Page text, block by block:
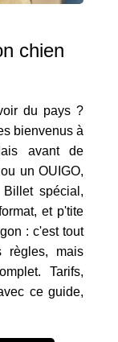
chien
du pays ?
bienvenus à
avant de
un OUIGO,
spécial,
et p'tite
: c'est tout
règles, mais
Tarifs,
ce guide,